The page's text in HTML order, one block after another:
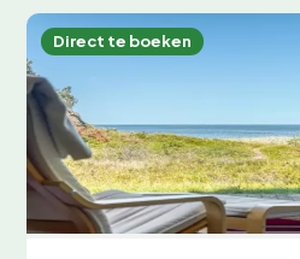
Direct te boeken